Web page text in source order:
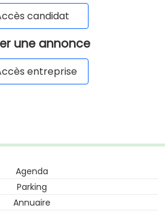
candidat
une annonce
entreprise
Agenda
Parking
Annuaire